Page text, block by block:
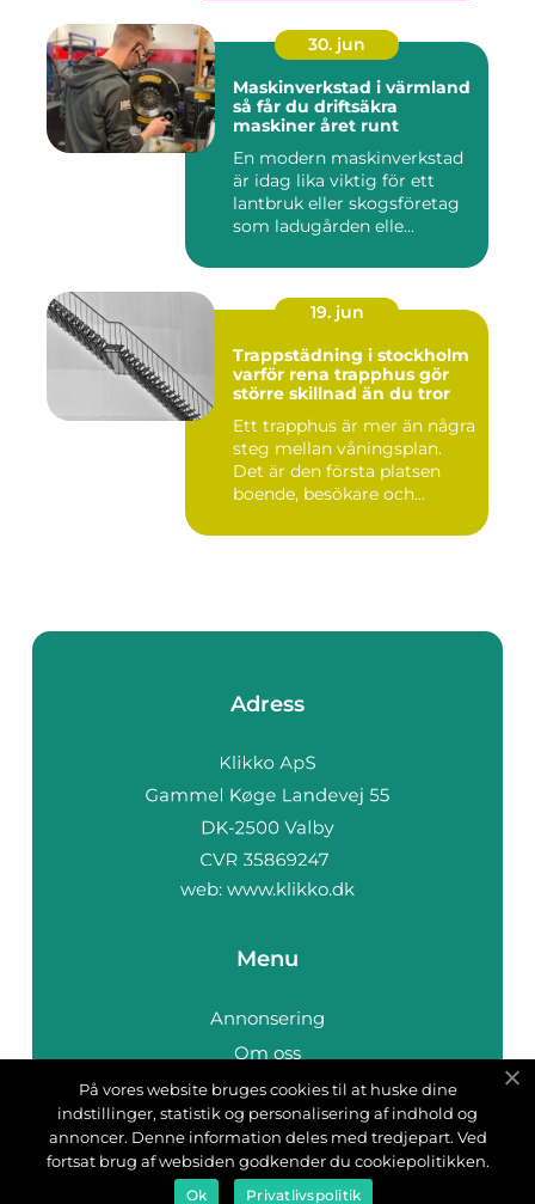
30. jun
Maskinverkstad i värmland
så får du driftsäkra
maskiner året runt
En modern maskinverkstad
är idag lika viktig för ett
lantbruk eller skogsföretag
som ladugården elle...
19. jun
Trappstädning i stockholm
varför rena trapphus gör
större skillnad än du tror
Ett trapphus är mer än några
steg mellan våningsplan.
Det är den första platsen
boende, besökare och...
Adress
web: www.klikko.dk
Menu
Annonsering
Om oss
Cookies
Kontakta oss
Sitemap
På vores website bruges cookies til at huske dine
indstillinger, statistik og personalisering af indhold og
annoncer. Denne information deles med tredjepart. Ved
fortsat brug af websiden godkender du cookiepolitikken.
Ok Privatlivspolitik